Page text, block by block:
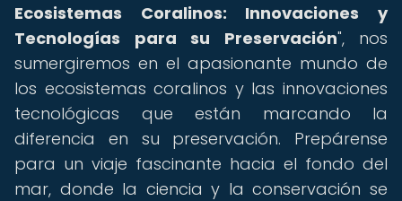
Ecosistemas Coralinos: Innovaciones y
Tecnologías para su Preservación", nos
sumergiremos en el apasionante mundo de
los ecosistemas coralinos y las innovaciones
tecnológicas que están marcando la
diferencia en su preservación. Prepárense
para un viaje fascinante hacia el fondo del
mar, donde la ciencia y la conservación se